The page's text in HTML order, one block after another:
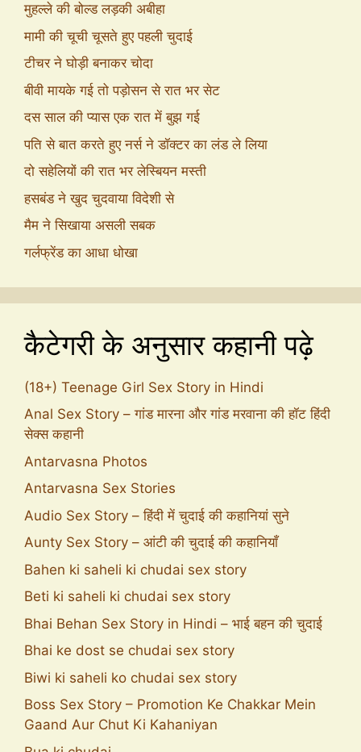
मुहल्ले की बोल्ड लड़की अबीहा
मामी की चूची चूसते हुए पहली चुदाई
टीचर ने घोड़ी बनाकर चोदा
बीवी मायके गई तो पड़ोसन से रात भर सेट
दस साल की प्यास एक रात में बुझ गई
पति से बात करते हुए नर्स ने डॉक्टर का लंड ले लिया
दो सहेलियों की रात भर लेस्बियन मस्ती
हसबंड ने खुद चुदवाया विदेशी से
मैम ने सिखाया असली सबक
गर्लफ्रेंड का आधा धोखा
कैटेगरी के अनुसार कहानी पढ़े
(18+) Teenage Girl Sex Story in Hindi
Anal Sex Story – गांड मारना और गांड मरवाना की हॉट हिंदी
सेक्स कहानी
Antarvasna Photos
Antarvasna Sex Stories
Audio Sex Story – हिंदी में चुदाई की कहानियां सुने
Aunty Sex Story – आंटी की चुदाई की कहानियाँ
Bahen ki saheli ki chudai sex story
Beti ki saheli ki chudai sex story
Bhai Behan Sex Story in Hindi – भाई बहन की चुदाई
Bhai ke dost se chudai sex story
Biwi ki saheli ko chudai sex story
Boss Sex Story – Promotion Ke Chakkar Mein
Gaand Aur Chut Ki Kahaniyan